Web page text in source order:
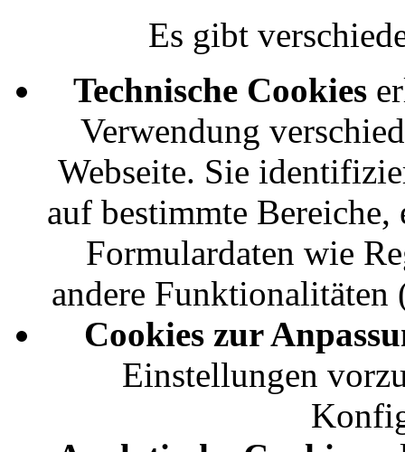
Es gibt
Technische Cookies
Verwendung
Webseite. Sie
auf bestimmte
Formulardaten wie
andere Funktionalitäten
Cookies zur
Einstellungen